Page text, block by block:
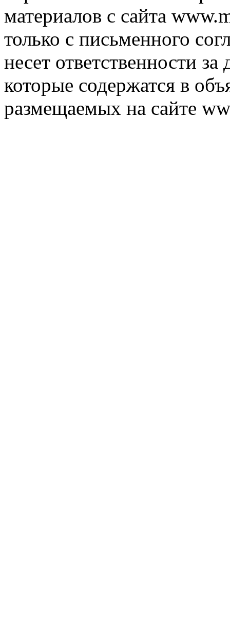
материалов с сайта
только с письменного
несет ответственности
которые содержатся в
размещаемых на сайте